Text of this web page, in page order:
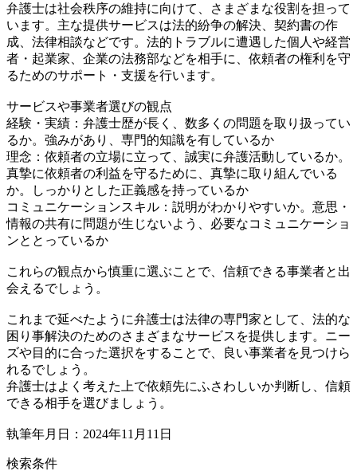
弁護士は社会秩序の維持に向けて、さまざまな役割を担って
います。主な提供サービスは法的紛争の解決、契約書の作
成、法律相談などです。法的トラブルに遭遇した個人や経営
者・起業家、企業の法務部などを相手に、依頼者の権利を守
るためのサポート・支援を行います。
サービスや事業者選びの観点
経験・実績：弁護士歴が長く、数多くの問題を取り扱ってい
るか。強みがあり、専門的知識を有しているか
理念：依頼者の立場に立って、誠実に弁護活動しているか。
真摯に依頼者の利益を守るために、真摯に取り組んでいる
か。しっかりとした正義感を持っているか
コミュニケーションスキル：説明がわかりやすいか。意思・
情報の共有に問題が生じないよう、必要なコミュニケーショ
ンととっているか
これらの観点から慎重に選ぶことで、信頼できる事業者と出
会えるでしょう。
これまで延べたように弁護士は法律の専門家として、法的な
困り事解決のためのさまざまなサービスを提供します。ニー
ズや目的に合った選択をすることで、良い事業者を見つけら
れるでしょう。
弁護士はよく考えた上で依頼先にふさわしいか判断し、信頼
できる相手を選びましょう。
執筆年月日：2024年11月11日
検索条件